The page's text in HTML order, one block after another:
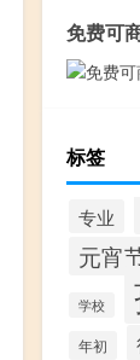
免费可
标签
专业
元宵
学校
年初